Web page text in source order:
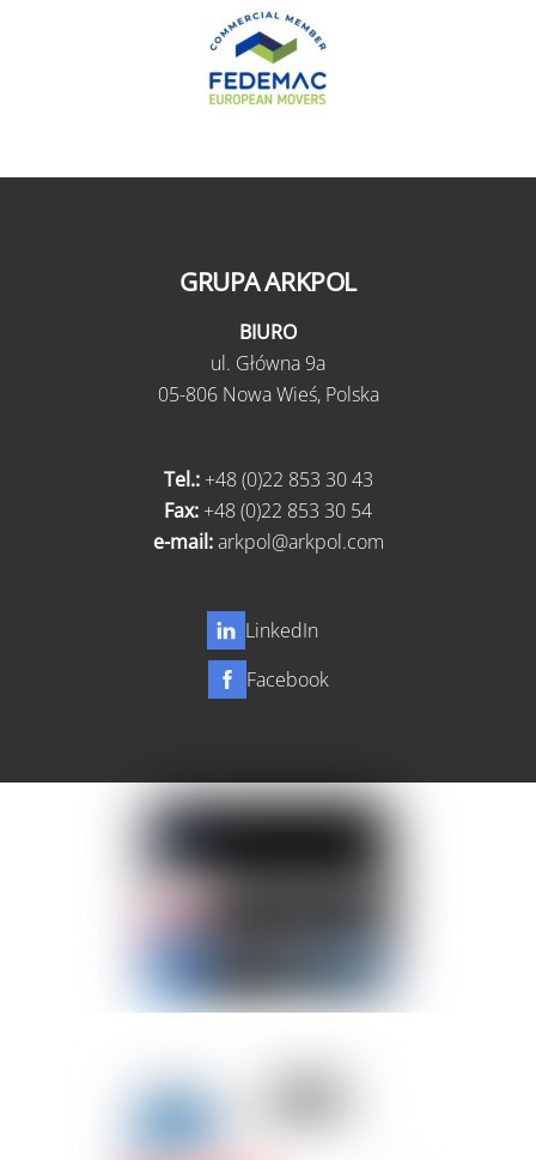
GRUPA ARKPOL
BIURO
ul. Główna 9a
05-806 Nowa Wieś, Polska
Tel.:+48 (0)22 853 30 43
Fax: +48 (0)22 853 30 54
e-mail:arkpol@arkpol.com
LinkedIn
Facebook